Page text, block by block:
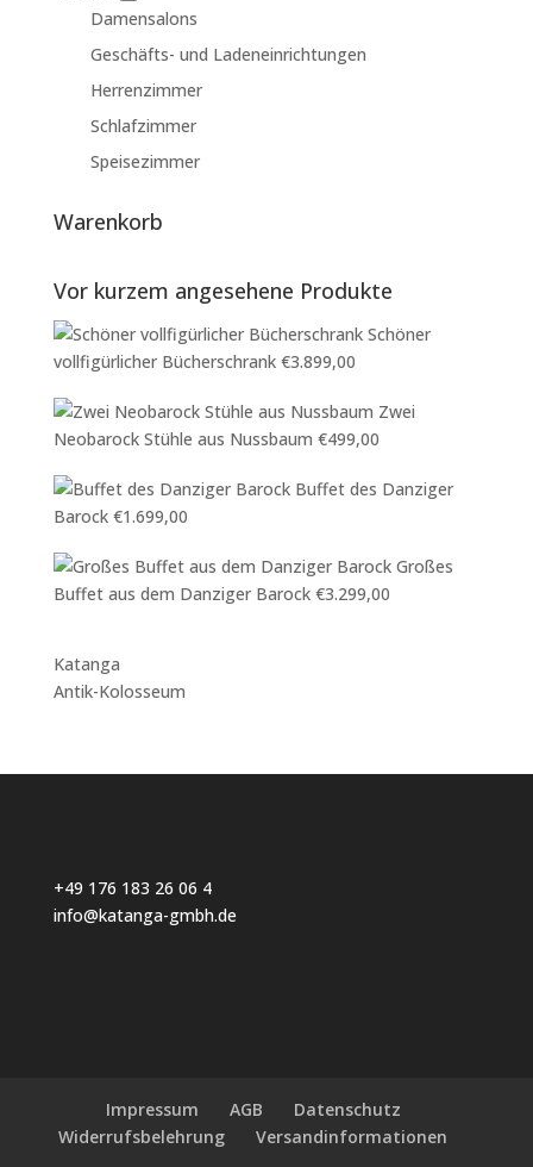
Damensalons
Geschäfts- und Ladeneinrichtungen
Herrenzimmer
Schlafzimmer
Speisezimmer
Warenkorb
Vor kurzem angesehene Produkte
Schöner
vollfigürlicher Bücherschrank €3.899,00
Zwei
Neobarock Stühle aus Nussbaum €499,00
Buffet des Danziger
Barock €1.699,00
Großes
Buffet aus dem Danziger Barock €3.299,00
Katanga
Antik-Kolosseum
+49 176 183 26 06 4
info@katanga-gmbh.de
Impressum AGB
Datenschutz
Widerrufsbelehrung
Versandinformationen